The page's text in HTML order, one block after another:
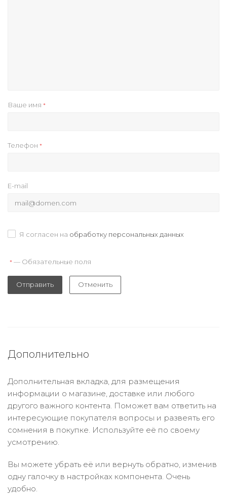
Ваше имя *
Телефон *
E-mail
Я согласен на обработку персональных данных
* — Обязательные поля
Отправить Отменить
Дополнительно
Дополнительная вкладка, для размещения
информации о магазине, доставке или любого
другого важного контента. Поможет вам ответить на
интересующие покупателя вопросы и развеять его
сомнения в покупке. Используйте её по своему
усмотрению.
Вы можете убрать её или вернуть обратно, изменив
одну галочку в настройках компонента. Очень
удобно.